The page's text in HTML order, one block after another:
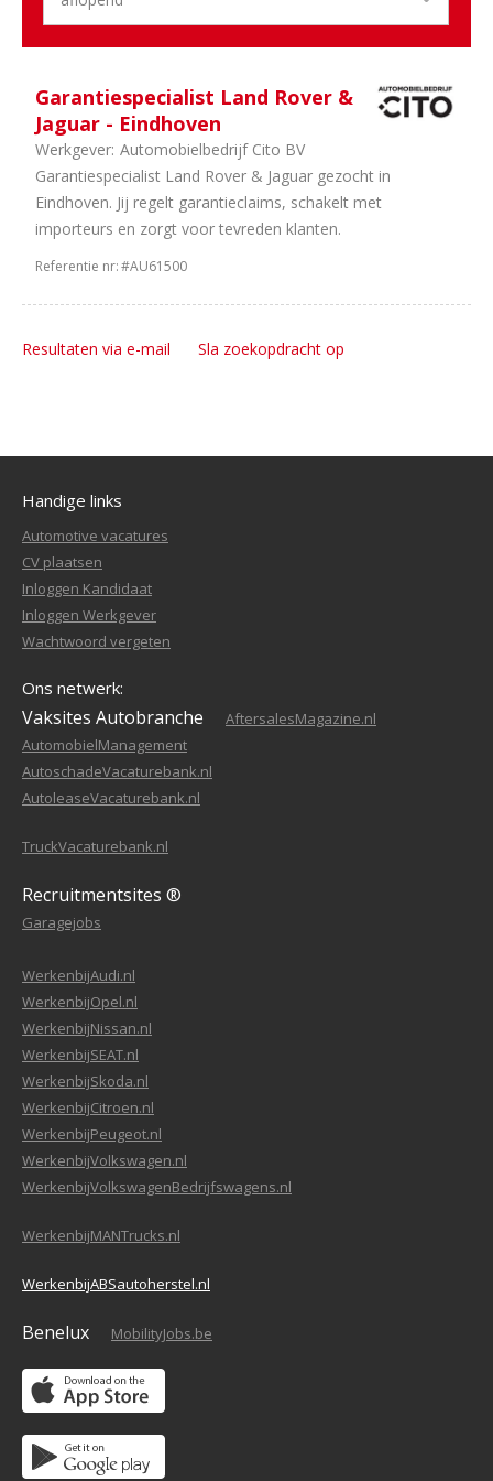
uur
40
uur
32
uur
Garantiespecialist Land Rover &
Jaguar - Eindhoven
Werkgever: Automobielbedrijf Cito BV
Garantiespecialist Land Rover & Jaguar gezocht in
Eindhoven. Jij regelt garantieclaims, schakelt met
importeurs en zorgt voor tevreden klanten.
Referentie nr:#AU61500
Resultaten via e-mail Sla zoekopdracht op
Handige links
Automotive vacatures
CV plaatsen
Inloggen Kandidaat
Inloggen Werkgever
Wachtwoord vergeten
Ons netwerk:
Vaksites Autobranche
AftersalesMagazine.nl
AutomobielManagement
AutoschadeVacaturebank.nl
AutoleaseVacaturebank.nl
TruckVacaturebank.nl
Recruitmentsites ®
Garagejobs
WerkenbijAudi.nl
WerkenbijOpel.nl
WerkenbijNissan.nl
WerkenbijSEAT.nl
WerkenbijSkoda.nl
WerkenbijCitroen.nl
WerkenbijPeugeot.nl
WerkenbijVolkswagen.nl
WerkenbijVolkswagenBedrijfswagens.nl
WerkenbijMANTrucks.nl
WerkenbijABSautoherstel.nl
Benelux MobilityJobs.be